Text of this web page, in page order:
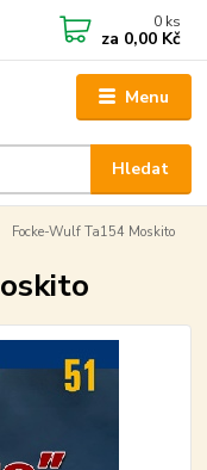
Menu
Hledat
0 ks
za 0,00 Kč
Focke-Wulf Ta154 Moskito